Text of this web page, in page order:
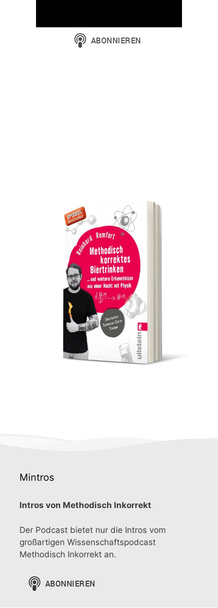
Mintros
Intros von Methodisch Inkorrekt
Der Podcast bietet nur die Intros vom
großartigen Wissenschaftspodcast
Methodisch Inkorrekt an.